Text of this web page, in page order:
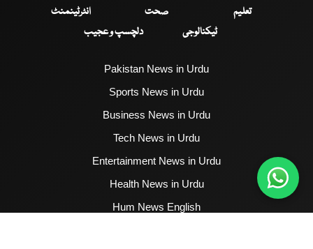
تعلیم
صحت
انٹرٹینمنٹ
ٹیکنالوجی
دلچسپ و عجیب
Pakistan News in Urdu
Sports News in Urdu
Business News in Urdu
Tech News in Urdu
Entertainment News in Urdu
Health News in Urdu
Hum News English